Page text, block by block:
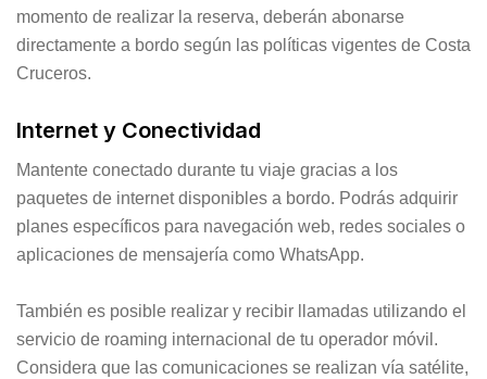
momento de realizar la reserva, deberán abonarse
directamente a bordo según las políticas vigentes de Costa
Cruceros.
Internet y Conectividad
Mantente conectado durante tu viaje gracias a los
paquetes de internet disponibles a bordo. Podrás adquirir
planes específicos para navegación web, redes sociales o
aplicaciones de mensajería como WhatsApp.
También es posible realizar y recibir llamadas utilizando el
servicio de roaming internacional de tu operador móvil.
Considera que las comunicaciones se realizan vía satélite,